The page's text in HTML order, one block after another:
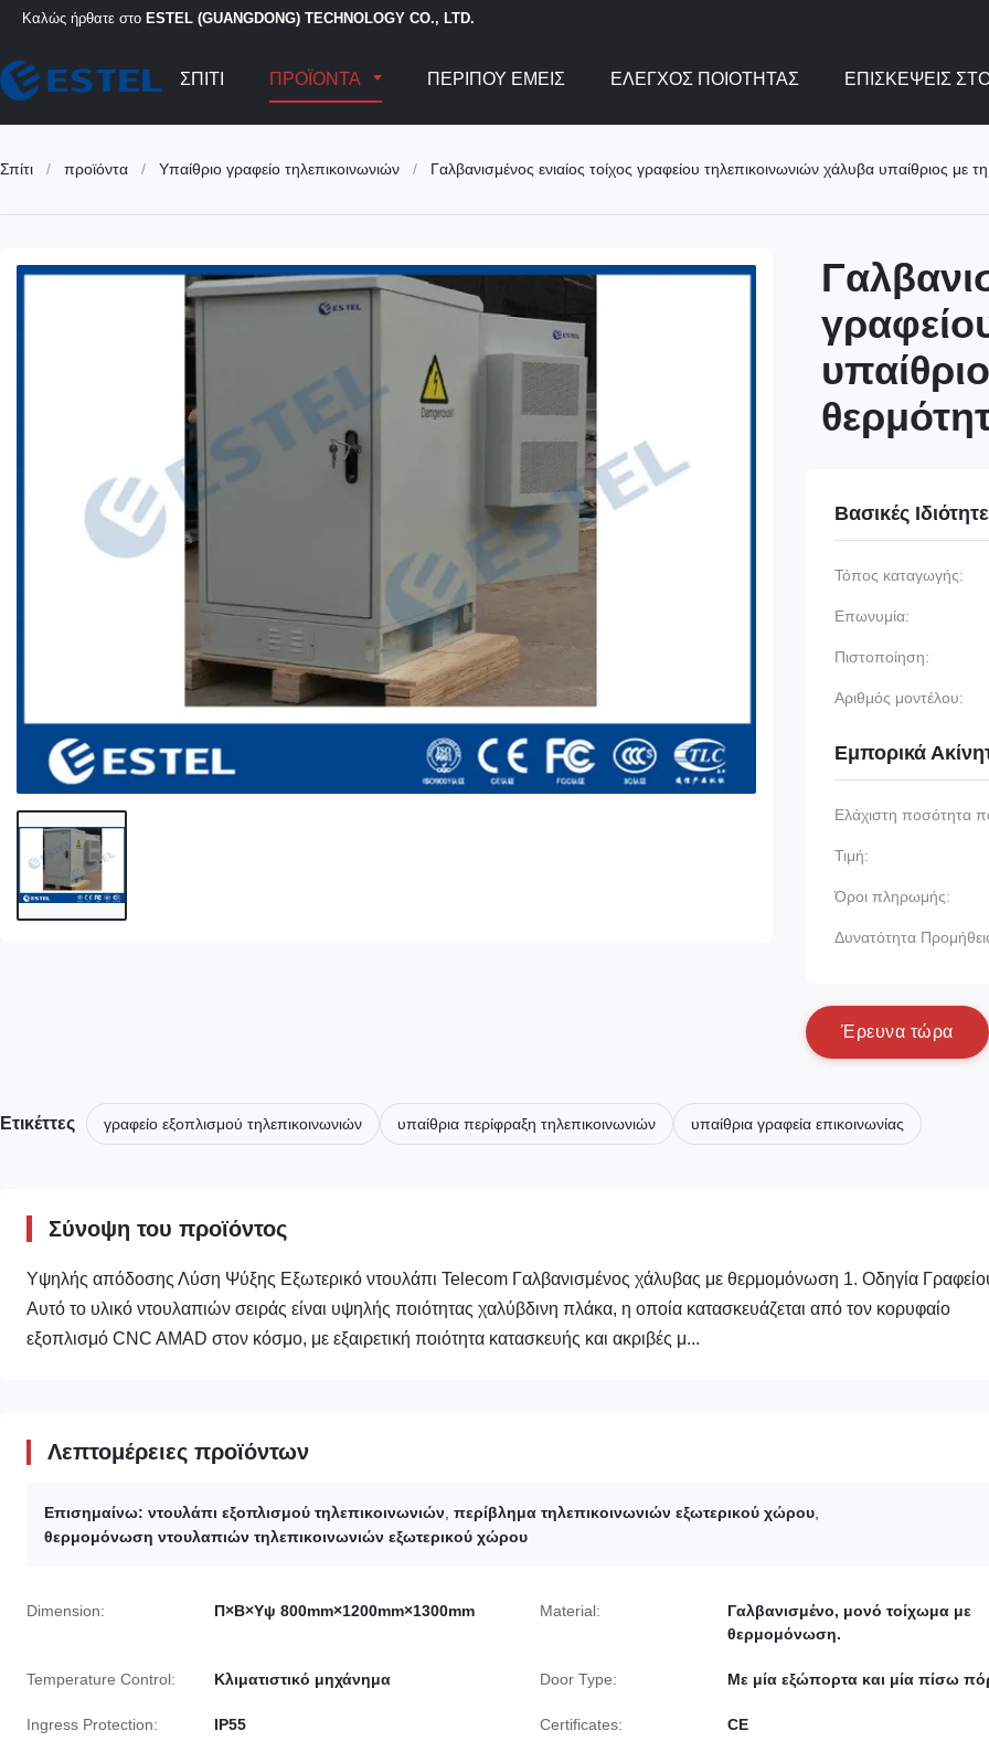
Καλώς ήρθατε στο ESTEL (GUANGDONG) TECHNOLOGY CO., LTD.
ΣΠΊΤΙ ΠΡΟΪΌΝΤΑ ΠΕΡΊΠΟΥ ΕΜΕΊΣ ΈΛΕΓΧΟΣ ΠΟΙΌΤΗΤΑΣ ΕΠΙΣΚΈΨΕΙΣ
Σπίτι / προϊόντα / Υπαίθριο γραφείο τηλεπικοινωνιών / Γαλβανισμένος ενιαίος τοίχος γραφείου τηλεπικοινωνιών χάλυβα υπαίθριος με
Βασικές
Τόπος καταγωγής:
Επωνυμία:
Πιστοποίηση:
Αριθμός μοντέλου:
Εμπορικά
Ελάχιστη ποσότητα
Τιμή:
Όροι πληρωμής:
Δυνατότητα
Έρευνα τώρα
Ετικέττες γραφείο εξοπλισμού τηλεπικοινωνιών υπαίθρια περίφραξη τηλεπικοινωνιών υπαίθρια γραφεία επικοινωνίας
Σύνοψη του προϊόντος
Υψηλής απόδοσης Λύση Ψύξης Εξωτερικό ντουλάπι Telecom Γαλβανισμένος χάλυβας με θερμομόνωση 1. Οδηγία
Αυτό το υλικό ντουλαπιών σειράς είναι υψηλής ποιότητας χαλύβδινη πλάκα, η οποία κατασκευάζεται από τον κορυφαίο
εξοπλισμό CNC AMAD στον κόσμο, με εξαιρετική ποιότητα κατασκευής και ακριβές μ...
Λεπτομέρειες προϊόντων
Επισημαίνω: ντουλάπι εξοπλισμού τηλεπικοινωνιών περίβλημα τηλεπικοινωνιών εξωτερικού χώρου
θερμομόνωση ντουλαπιών τηλεπικοινωνιών εξωτερικού χώρου
Dimension: Π×Β×Υψ 800mm×1200mm×1300mm Material:
Γαλβανισμένο, μονό τοίχωμα με
θερμομόνωση.
Temperature Control: Κλιματιστικό μηχάνημα Door Type: Με μία εξώπορτα και μία πίσω
Ingress Protection: IP55 Certificates: CE